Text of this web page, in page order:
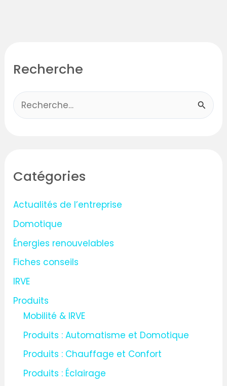
Recherche
R
e
c
h
e
r
:
Catégories
Actualités de l’entreprise
Domotique
Énergies renouvelables
Fiches conseils
IRVE
Produits
Mobilité & IRVE
Produits : Automatisme et Domotique
Produits : Chauffage et Confort
Produits : Éclairage